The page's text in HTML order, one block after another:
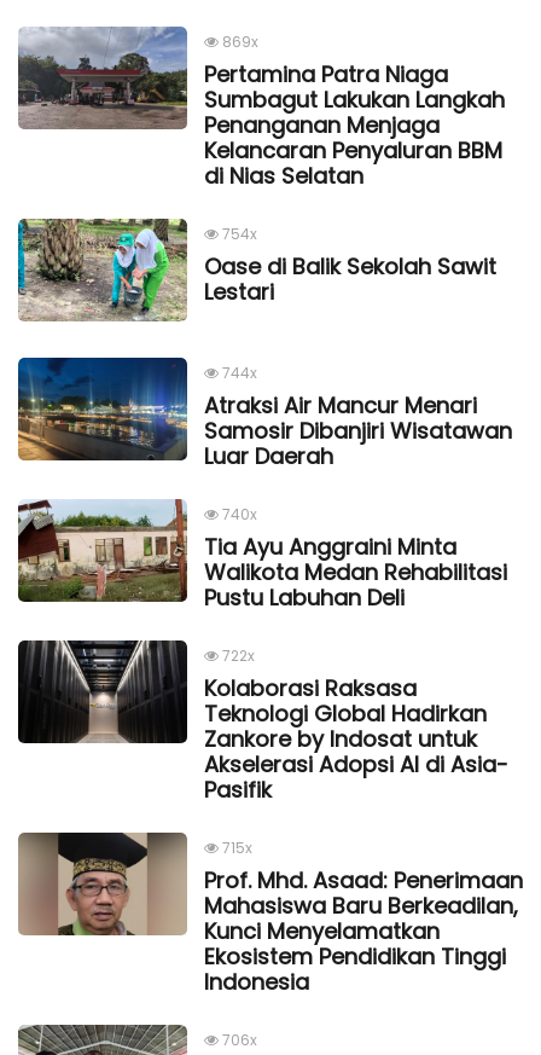
869x
Pertamina Patra Niaga
Sumbagut Lakukan Langkah
Penanganan Menjaga
Kelancaran Penyaluran BBM
di Nias Selatan
754x
Oase di Balik Sekolah Sawit
Lestari
744x
Atraksi Air Mancur Menari
Samosir Dibanjiri Wisatawan
Luar Daerah
740x
Tia Ayu Anggraini Minta
Walikota Medan Rehabilitasi
Pustu Labuhan Deli
722x
Kolaborasi Raksasa
Teknologi Global Hadirkan
Zankore by Indosat untuk
Akselerasi Adopsi AI di Asia-
Pasifik
715x
Prof. Mhd. Asaad: Penerimaan
Mahasiswa Baru Berkeadilan,
Kunci Menyelamatkan
Ekosistem Pendidikan Tinggi
Indonesia
706x